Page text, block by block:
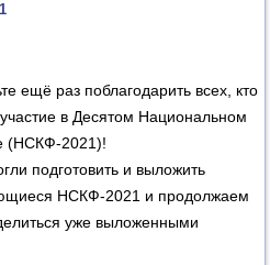
ещё раз поблагодарить всех, кто
в Деcятом Национальном
(НСКФ-2021)!
подготовить и выложить
НСКФ-2021 и продолжаем
уже выложенными